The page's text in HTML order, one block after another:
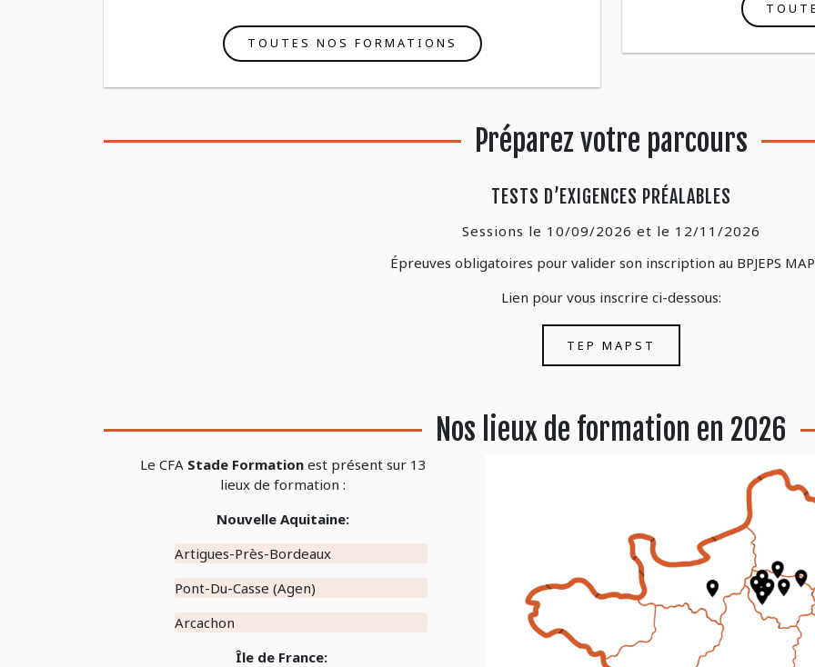
TOUTES NOS FORMATIONS
Préparez votre parcours
TESTS D’EXIGENCES PRÉALABLES
Sessions le 10/09/2026 et le 12/11/2026
Épreuves obligatoires pour valider son inscription au BPJEPS
Lien pour vous inscrire ci-dessous:
TEP MAPST
Nos lieux de formation en 2026
Le CFA Stade Formationest présent sur 13
lieux de formation :
Nouvelle Aquitaine:
Artigues-Près-Bordeaux
Pont-Du-Casse (Agen)
Arcachon
Île de France: